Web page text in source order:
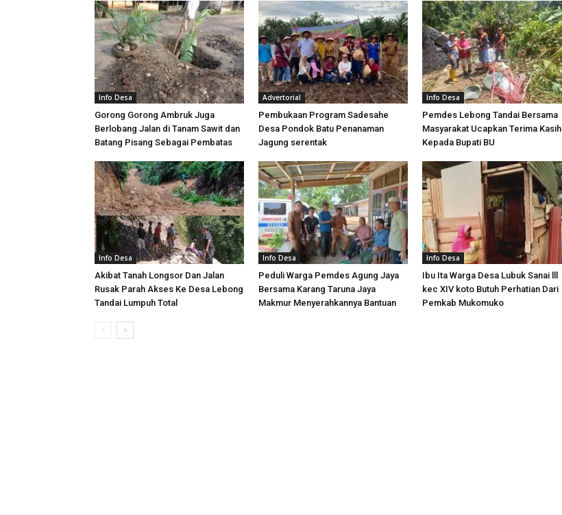
Info Desa
Gorong Gorong Ambruk Juga
Berlobang Jalan di Tanam Sawit dan
Batang Pisang Sebagai Pembatas
Advertorial
Pembukaan Program Sadesahe
Desa Pondok Batu Penanaman
Jagung serentak
Info Desa
Pemdes Lebong Tandai Bersama
Masyarakat Ucapkan Terima Kasih
Kepada Bupati BU
Info Desa
Akibat Tanah Longsor Dan Jalan
Rusak Parah Akses Ke Desa Lebong
Tandai Lumpuh Total
Info Desa
Peduli Warga Pemdes Agung Jaya
Bersama Karang Taruna Jaya
Makmur Menyerahkannya Bantuan
Info Desa
Ibu Ita Warga Desa Lubuk Sanai lll
kec XIV koto Butuh Perhatian Dari
Pemkab Mukomuko